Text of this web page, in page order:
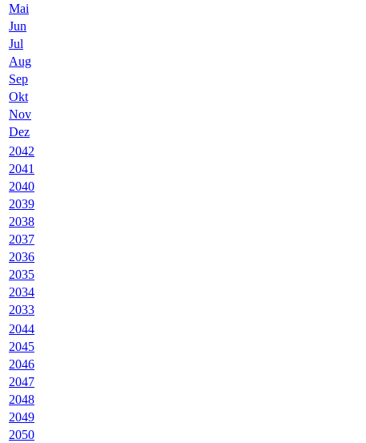
Mai
Jun
Jul
Aug
Sep
Okt
Nov
Dez
2042
2041
2040
2039
2038
2037
2036
2035
2034
2033
2044
2045
2046
2047
2048
2049
2050